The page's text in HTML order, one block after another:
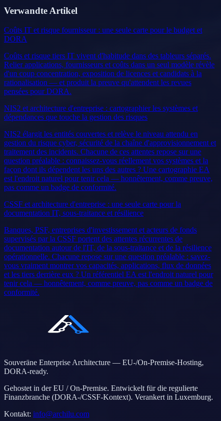
Verwandte Artikel
Coûts IT et risque fournisseur : une seule carte pour le budget et
DORA
Coûts et risque tiers IT vivent d'habitude dans des tableurs séparés.
Relier applications, fournisseurs et coûts dans un seul modèle révèle
d'un coup concentration, exposition de licences et candidats à la
rationalisation — et produit la preuve qu'attendent les revues
pensées pour DORA.
NIS2 et architecture d'entreprise : cartographier les systèmes et
dépendances que touche la gestion des risques
NIS2 élargit les entités couvertes et relève le niveau attendu en
gestion du risque cyber, sécurité de la chaîne d'approvisionnement et
traitement des incidents. Chacune de ces attentes repose sur une
question préalable : connaissez-vous réellement vos systèmes et la
façon dont ils dépendent les uns des autres ? Une cartographie EA
est l'endroit naturel pour tenir cela — honnêtement, comme preuve,
pas comme un badge de conformité.
CSSF et architecture d'entreprise : une seule carte pour la
documentation IT, sous-traitance et résilience
Banques, PSF, entreprises d'investissement et acteurs de fonds
supervisés par la CSSF portent des attentes récurrentes de
documentation autour de l'IT, de la sous-traitance et de la résilience
opérationnelle. Chacune repose sur une question préalable : savez-
vous vraiment montrer vos capacités, applications, flux de données
et les tiers derrière eux ? Un référentiel EA est l'endroit naturel pour
tenir cela — honnêtement, comme preuve, pas comme un badge de
conformité.
Souveräne Enterprise Architecture — EU-/On-Premise-Hosting,
DORA-ready.
Gehostet in der EU / On-Premise. Entwickelt für die regulierte
Finanzbranche (DORA-/CSSF-Kontext). Verankert in Luxemburg.
Kontakt: info@archilu.com